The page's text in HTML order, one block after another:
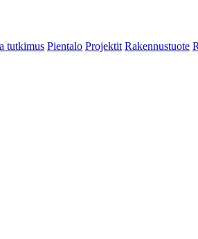
tutkimus Pientalo Projektit Rakennustuote